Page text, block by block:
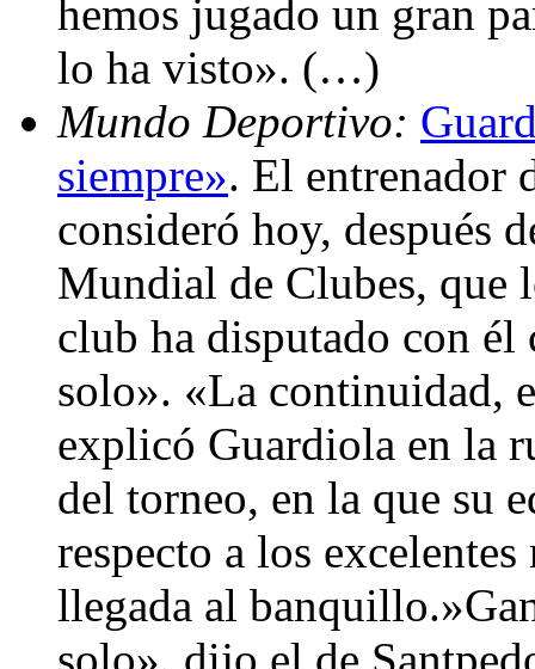
hemos jugado un gran
lo ha visto». (…)
Mundo Deportivo:
siempre». El entrenador
consideró hoy, después
Mundial de Clubes, que
club ha disputado con
solo». «La continuidad,
explicó Guardiola en la
del torneo, en la que su
respecto a los
llegada al
solo», dijo el de